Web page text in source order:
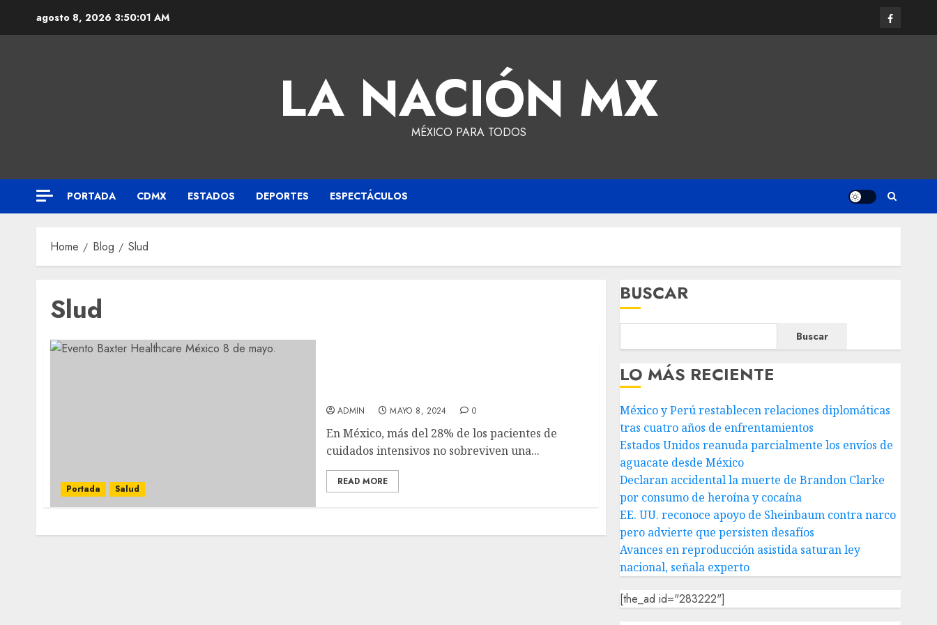
agosto 8, 2026 3:50:02 AM
LA NACIÓN MX
MÉXICO PARA TODOS
PORTADA CDMX ESTADOS DEPORTES ESPECTÁCULOS
Home Blog Slud
Slud
Portada Salud
ADMIN MAYO 8, 2024 0
En México, más del 28% de los pacientes de
cuidados intensivos no sobreviven una...
READ MORE
BUSCAR
Buscar
LO MÁS RECIENTE
México y Perú restablecen relaciones diplomáticas
tras cuatro años de enfrentamientos
Estados Unidos reanuda parcialmente los envíos de
aguacate desde México
Declaran accidental la muerte de Brandon Clarke
por consumo de heroína y cocaína
EE. UU. reconoce apoyo de Sheinbaum contra narco
pero advierte que persisten desafíos
Avances en reproducción asistida saturan ley
nacional, señala experto
[the_ad id="283222"]